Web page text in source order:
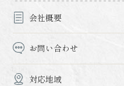
会社概要
お問い合わせ
対応地域